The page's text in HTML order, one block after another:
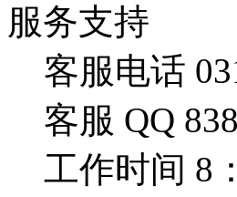
服务支持
客服电话
客服 QQ
工作时间 8